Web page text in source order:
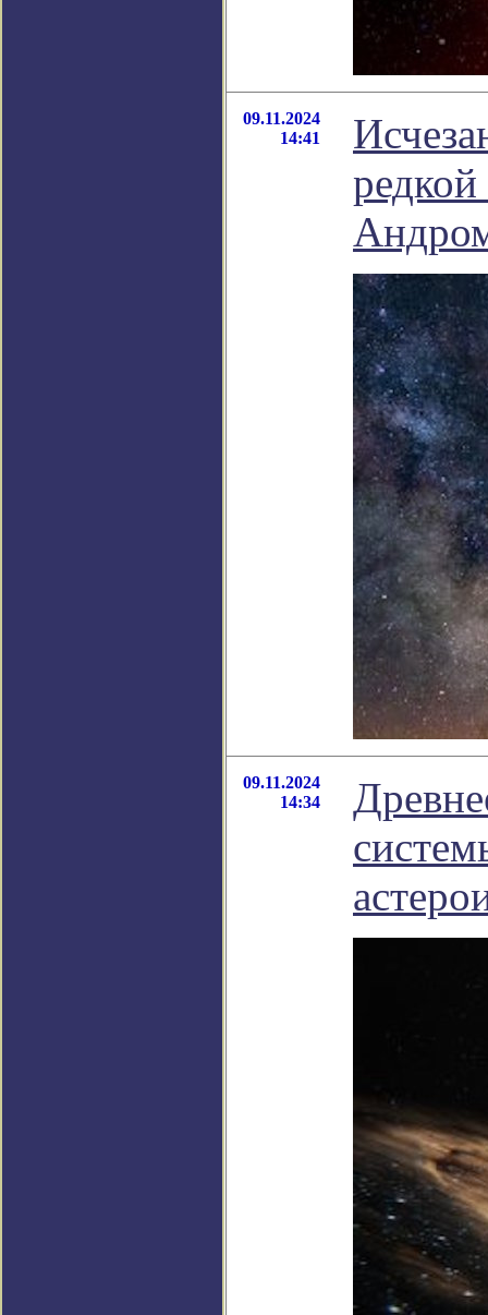
09.11.2024
14:41
09.11.2024
14:34